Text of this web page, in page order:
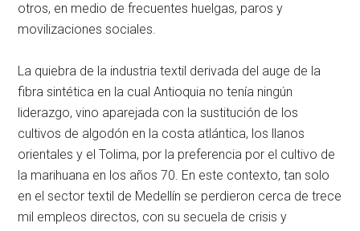
otros, en medio de frecuentes huelgas, paros y
movilizaciones sociales.
La quiebra de la industria textil derivada del auge de la
fibra sintética en la cual Antioquia no tenía ningún
liderazgo, vino aparejada con la sustitución de los
cultivos de algodón en la costa atlántica, los llanos
orientales y el Tolima, por la preferencia por el cultivo de
la marihuana en los años 70. En este contexto, tan solo
en el sector textil de Medellín se perdieron cerca de trece
mil empleos directos, con su secuela de crisis y